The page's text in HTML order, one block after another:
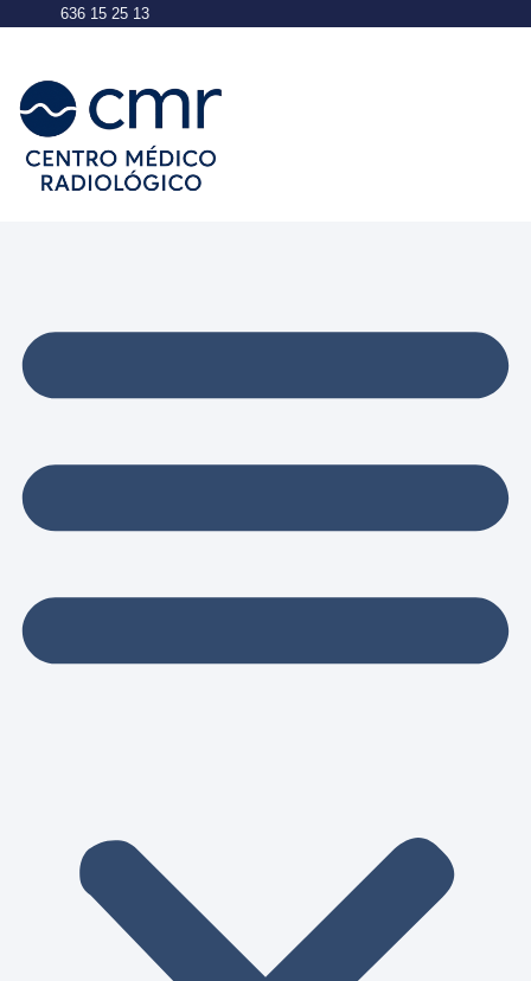
636 15 25 13